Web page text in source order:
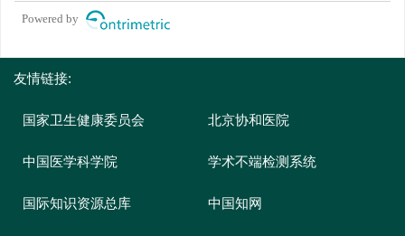
Powered by
友情链接:
国家卫生健康委员会 北京协和医院
中国医学科学院 学术不端检测系统
国际知识资源总库 中国知网